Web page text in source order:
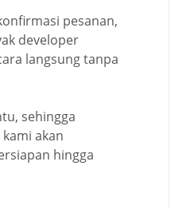
pesanan,
developer
langsung tanpa
sehingga
akan
hingga